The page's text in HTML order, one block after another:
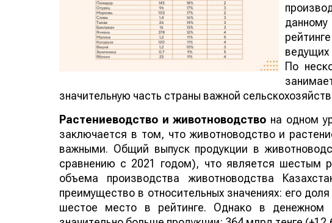
ведущих
По
значительную часть страны важной
Растениеводство и животноводство на одном
заключается в том, что животноводство и
важными. Общий выпуск продукции в
сравнению с 2021 годом), что является шестым
объема производства животноводства
преимущество в относительных значениях: его
шестое место в рейтинге. Однако в денежном